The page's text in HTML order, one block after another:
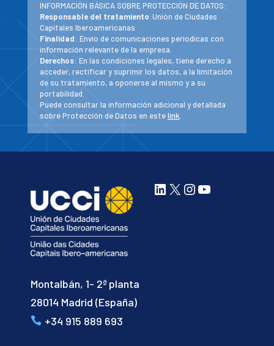
INFORMACIÓN BÁSICA SOBRE PROTECCIÓN DE DATOS:
Responsable del tratamiento:Unión de Ciudades
Capitales Iberoamericanas.
Finalidad: Envío de comunicaciones periodicas con
información relevante de la empresa.
Derechos: En las condiciones legales, tiene derecho a
acceder, rectificar y suprimir los datos, a la limitación
de su tratamiento, a oponerse al mismo y a su
portabilidad.
Puede consultar la información adicional y detallada
sobre Protección de Datos en estelink
Montalbán, 1- 2ª planta
28014 Madrid (España)
+34 915 889 693
LinkedIn
X Instagram
YouTube